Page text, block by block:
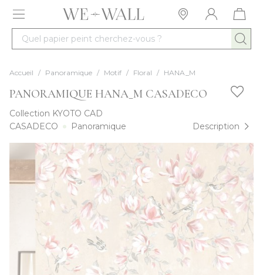
Allez au contenu
Quel papier peint cherchez-vous ?
Accueil / Panoramique / Motif / Floral / HANA_M
PANORAMIQUE HANA_M CASADECO
Collection KYOTO CAD
CASADECO
Panoramique Description